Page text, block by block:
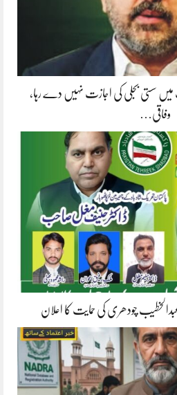
سستی بجلی کی اجازت نہیں دے رہا،
وفاقی…